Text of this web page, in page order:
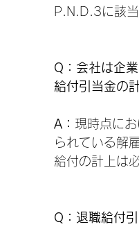
P.N.D.3に該
Q：会社は企
給付引当金の
A： 現時点に
られている解
給付の計上は
Q：退職給付